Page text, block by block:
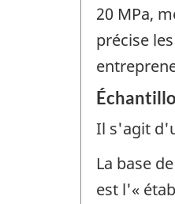
20 MPa,
précise
Il s'agit
La base
est l'«